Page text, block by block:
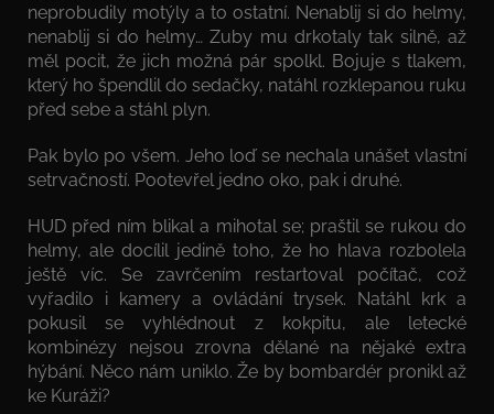
neprobudily motýly a to ostatní. Nenablij si do helmy,
nenablij si do helmy… Zuby mu drkotaly tak silně, až
měl pocit, že jich možná pár spolkl. Bojuje s tlakem,
který ho špendlil do sedačky, natáhl rozklepanou ruku
před sebe a stáhl plyn.
Pak bylo po všem. Jeho loď se nechala unášet vlastní
setrvačností. Pootevřel jedno oko, pak i druhé.
HUD před ním blikal a mihotal se; praštil se rukou do
helmy, ale docílil jedině toho, že ho hlava rozbolela
ještě víc. Se zavrčením restartoval počítač, což
vyřadilo i kamery a ovládání trysek. Natáhl krk a
pokusil se vyhlédnout z kokpitu, ale letecké
kombinézy nejsou zrovna dělané na nějaké extra
hýbání. Něco nám uniklo. Že by bombardér pronikl až
ke Kuráži?